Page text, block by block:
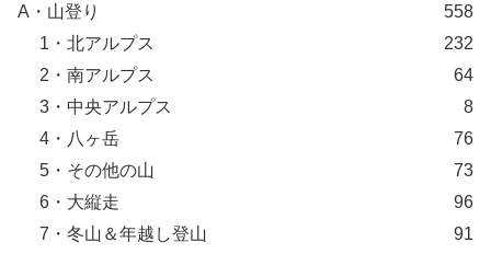
A・山登り
558
1・北アルプス
232
2・南アルプス
64
3・中央アルプス
8
4・八ヶ岳
76
5・その他の山
73
6・大縦走
96
7・冬山＆年越し登山
91